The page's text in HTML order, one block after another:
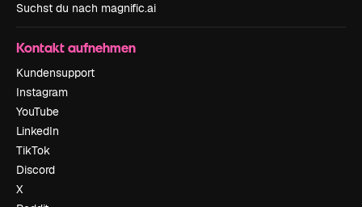
Suchst du nach magnific.ai
Kontakt aufnehmen
Kundensupport
Instagram
YouTube
LinkedIn
TikTok
Discord
X